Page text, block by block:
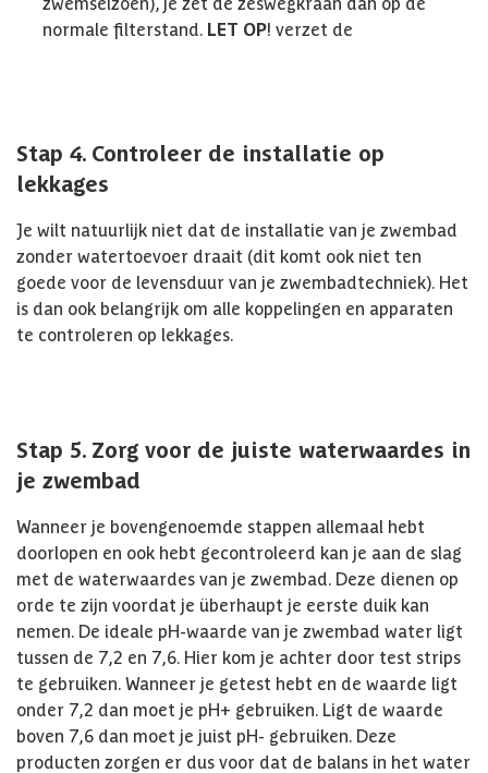
normale filterstand. LET OP! verzet de
Stap 4. Controleer de installatie op
lekkages
Je wilt natuurlijk niet dat de installatie van je zwembad
zonder watertoevoer draait (dit komt ook niet ten
goede voor de levensduur van je zwembadtechniek). Het
is dan ook belangrijk om alle koppelingen en apparaten
te controleren op lekkages.
Stap 5. Zorg voor de juiste waterwaardes in
je zwembad
Wanneer je bovengenoemde stappen allemaal hebt
doorlopen en ook hebt gecontroleerd kan je aan de slag
met de waterwaardes van je zwembad. Deze dienen op
orde te zijn voordat je überhaupt je eerste duik kan
nemen. De ideale pH-waarde van je zwembad water ligt
tussen de 7,2 en 7,6. Hier kom je achter door test strips
te gebruiken. Wanneer je getest hebt en de waarde ligt
onder 7,2 dan moet je pH+ gebruiken. Ligt de waarde
boven 7,6 dan moet je juist pH- gebruiken. Deze
producten zorgen er dus voor dat de balans in het water